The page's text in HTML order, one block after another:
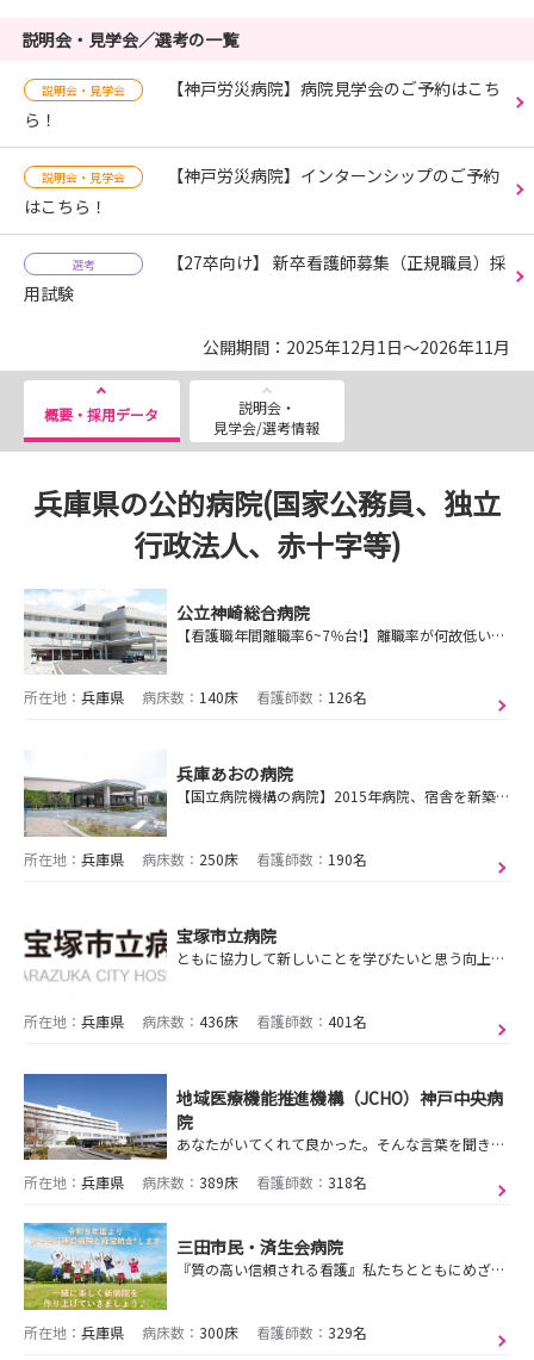
説明会・見学会／選考の一覧
説明会・見学会
【神戸労災病院】病院見学会のご予約はこち
ら！
説明会・見学会
【神戸労災病院】インターンシップのご予約
はこちら！
選考
【27卒向け】 新卒看護師募集（正規職員）採
用試験
公開期間：2025年12月1日～2026年11月
概要・採用データ
説明会・
見学会/選考情報
兵庫県の公的病院(国家公務員、独立
行政法人、赤十字等)
公立神崎総合病院
【看護職年間離職率6~7％台!】離職率が何故低いのか？気になる方は是非見学会へお越しください！【姫路市～神崎郡で唯一の公立病院】
所在地： 兵庫県 病床数： 140床 看護師数： 126名
兵庫あおの病院
【国立病院機構の病院】2015年病院、宿舎を新築移転！院内保育所併設！奨学金制度あり！病院見学を随時実施しています！
所在地： 兵庫県 病床数： 250床 看護師数： 190名
宝塚市立病院
ともに協力して新しいことを学びたいと思う向上心がある人、そして患者さまにとって必要なことは何かを考えられる人、こそ私たち宝塚市立病院看護部が求める人です。
所在地： 兵庫県 病床数： 436床 看護師数： 401名
地域医療機能推進機構（JCHO）神戸中央病
院
あなたがいてくれて良かった。そんな言葉を聞きたくて。
所在地： 兵庫県 病床数： 389床 看護師数： 318名
三田市民・済生会病院
『質の高い信頼される看護』私たちとともにめざしましょう！
所在地： 兵庫県 病床数： 300床 看護師数： 329名